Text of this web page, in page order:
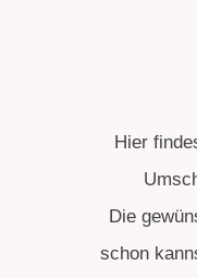
Hier
Die
schon